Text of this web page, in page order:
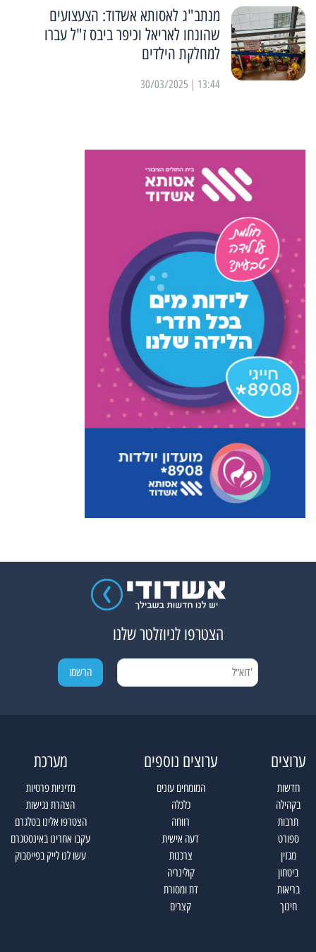
מנתב"ג לאסותא אשדוד: הצעצועים
שהונחו לאריאל וכיפר ביבס ז"ל עברו
למחלקת הילדים
13:44 | 30/03/2025
הצטרפו לניוזלטר שלנו
ערוצים
חדשות
בקהילה
תרבות
ספורט
מגזין
ביטחון
בריאות
חינוך
ערוצים נוספים
המומחים עונים
כלכלה
רווחה
דעה אישית
צרכנות
קולינריה
דת ומסורת
קצרים
מערכת
מדיניות פרטיות
הצהרת נגישות
הצטרפו אלינו בטלגרם
עקבו אחרינו באינסטגרם
עשו לנו לייק בפייסבוק